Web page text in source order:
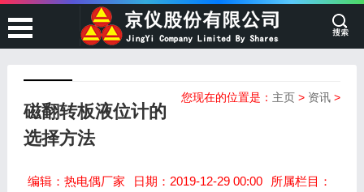
您现在的位置是： 主页 > 资讯 >
磁翻转板液位计的
选择方法
编辑：热电偶厂家 日期：2019-12-29 00:00
所属栏目：